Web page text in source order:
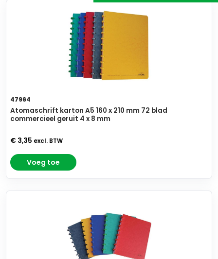
47964
Atomaschrift karton A5 160 x 210 mm 72 blad
commercieel geruit 4 x 8 mm
€ 3,35 excl. BTW
Voeg toe